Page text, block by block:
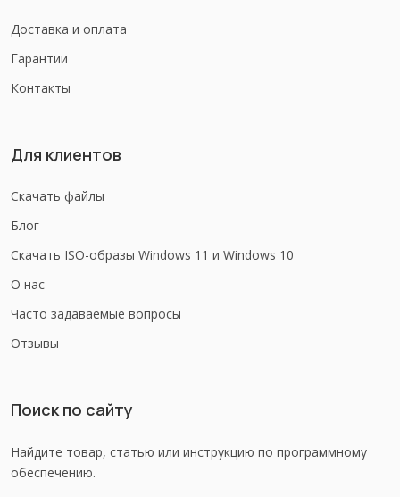
Доставка и оплата
Гарантии
Контакты
Для клиентов
Скачать файлы
Блог
Скачать ISO-образы Windows 11 и Windows 10
О нас
Часто задаваемые вопросы
Отзывы
Поиск по сайту
Найдите товар, статью или инструкцию по программному
обеспечению.